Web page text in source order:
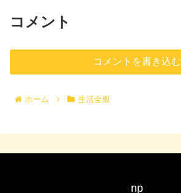
コメント
コメントを書き込む
ホーム 生活全般
np